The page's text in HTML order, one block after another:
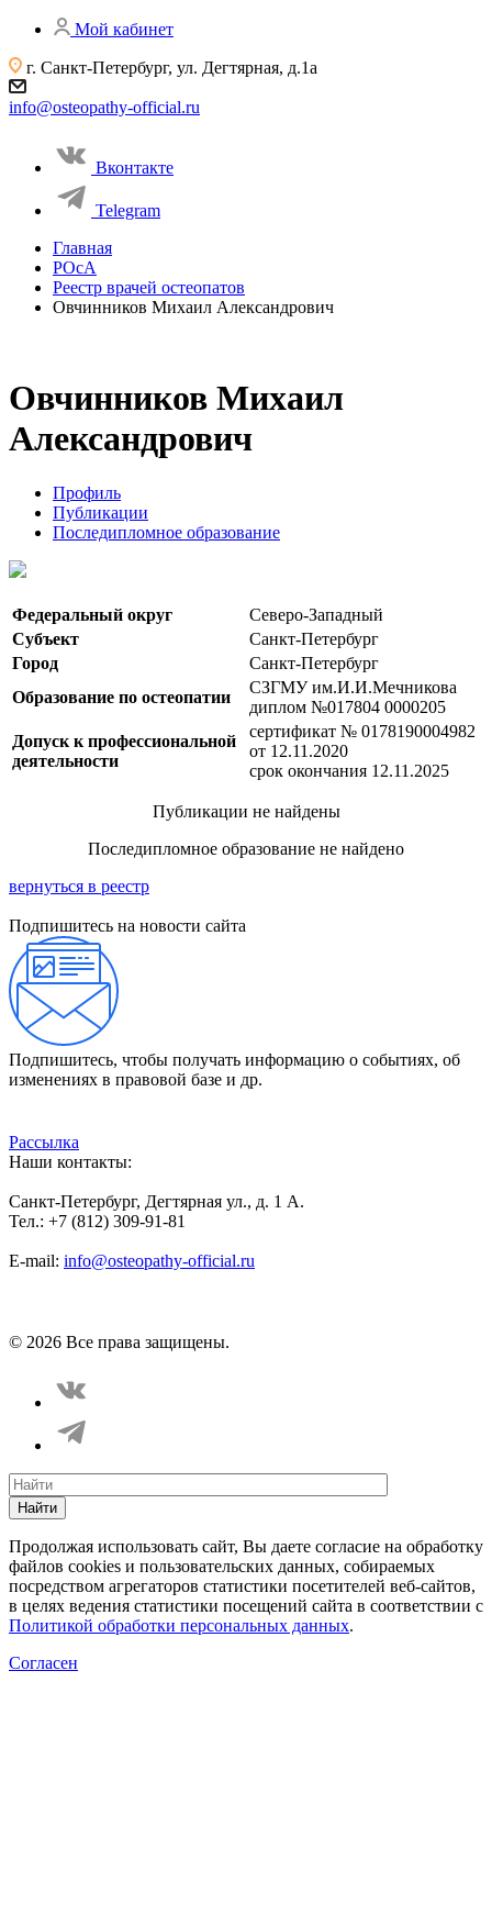
Мой кабинет
г. Санкт-Петербург, ул. Дегтярная, д.1а
info@osteopathy-official.ru
Вконтакте
Telegram
Главная
РОсА
Реестр врачей остеопатов
Овчинников Михаил Александрович
Овчинников Михаил
Александрович
Профиль
Публикации
Последипломное образование
Федеральный округ
Северо-Западный
Субъект
Санкт-Петербург
Город
Санкт-Петербург
Образование по остеопатии
СЗГМУ им.И.И.Мечникова
диплом №017804 0000205
Допуск к профессиональной
деятельности
сертификат № 0178190004982
от 12.11.2020
срок окончания 12.11.2025
Публикации не найдены
Последипломное образование не найдено
вернуться в реестр
Подпишитесь на новости сайта
Подпишитесь, чтобы получать информацию о событиях, об
изменениях в правовой базе и др.
Рассылка
Наши контакты:
Санкт-Петербург, Дегтярная ул., д. 1 А.
Тел.: +7 (812) 309-91-81
E-mail: info@osteopathy-official.ru
© 2026 Все права защищены.
Найти
Продолжая использовать сайт, Вы даете согласие на обработку
файлов cookies и пользовательских данных, собираемых
посредством агрегаторов статистики посетителей веб-сайтов,
в целях ведения статистики посещений сайта в соответствии с
Политикой обработки персональных данных.
Согласен